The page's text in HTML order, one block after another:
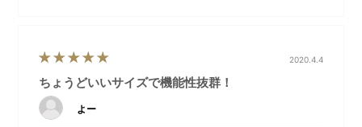
2020.4.4
ちょうどいいサイズで機能性抜群！
よー